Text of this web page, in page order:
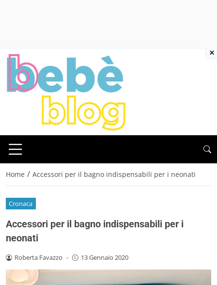
Home / Accessori per il bagno indispensabili per i neonati
Cronaca
Accessori per il bagno indispensabili per i
neonati
Roberta Favazzo - 13 Gennaio 2020
×